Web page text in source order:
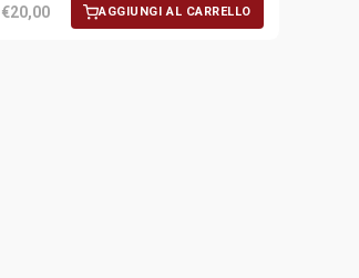
€20,00 AGGIUNGI AL CARRELLO